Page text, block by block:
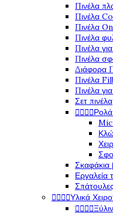
Πινέλα
Πινέλα
Πινέλα
Πινέλα
Πινέλα
Πινέλα
Διάφορα
Πινέλα
Πινέλα
Σετ πινέλα

Σκαφάκια
Εργαλεία
Σπάτουλες
Υλικά
